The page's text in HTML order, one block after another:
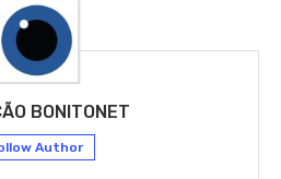
BONITONET
Author